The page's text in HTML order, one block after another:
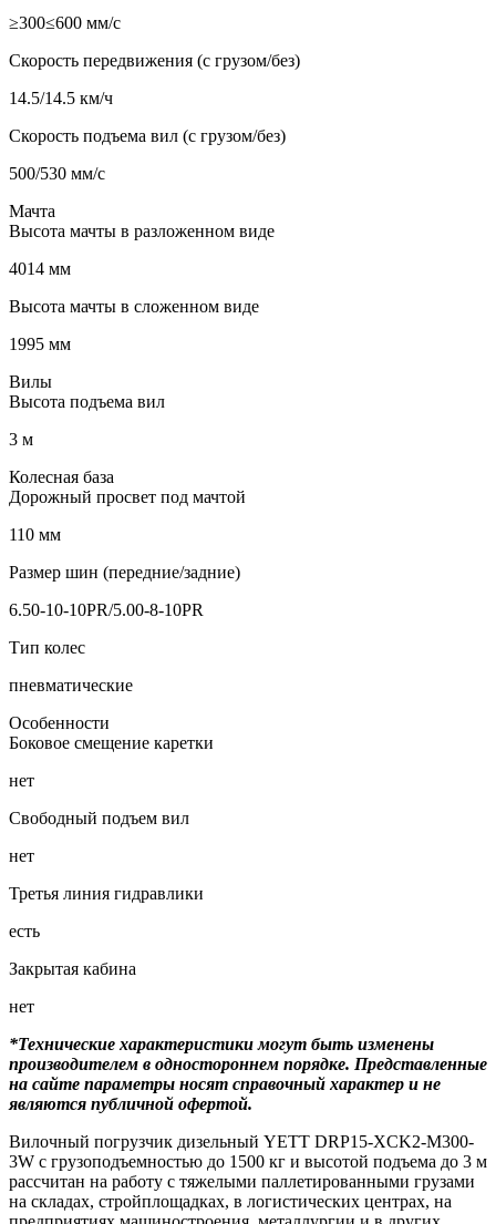
≥300≤600 мм/с
Скорость передвижения (с грузом/без)
14.5/14.5 км/ч
Скорость подъема вил (с грузом/без)
500/530 мм/с
Мачта
Высота мачты в разложенном виде
4014 мм
Высота мачты в сложенном виде
1995 мм
Вилы
Высота подъема вил
3 м
Колесная база
Дорожный просвет под мачтой
110 мм
Размер шин (передние/задние)
6.50-10-10PR/5.00-8-10PR
Тип колес
пневматические
Особенности
Боковое смещение каретки
нет
Свободный подъем вил
нет
Третья линия гидравлики
есть
Закрытая кабина
нет
*Технические характеристики могут быть изменены
производителем в одностороннем порядке. Представленные
на сайте параметры носят справочный характер и не
являются публичной офертой.
Вилочный погрузчик дизельный YETT DRP15-XCK2-M300-
3W с грузоподъемностью до 1500 кг и высотой подъема до 3 м
рассчитан на работу с тяжелыми паллетированными грузами
на складах, стройплощадках, в логистических центрах, на